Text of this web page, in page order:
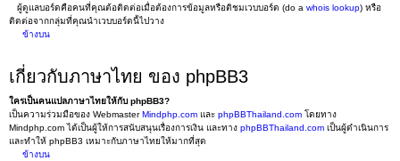
ผู้ดูแลบอร์ดคือคนที่คุณต้อติดต่อเมื่อต้องการข้อมูลหรือติชมเวบบอร์ด (do a whois lookup) หรือ
ติดต่อจากกลุ่มที่คุณนำเวบบอร์ดนี้ไปวาง
ข้างบน
เกี่ยวกับภาษาไทย ของ phpBB3
ใครเป็นคนแปลภาษาไทยให้กับ phpBB3?
เป็นความร่วมมือของ WebmasterMindphp.com และ phpBBThailand.com โดยทาง
Mindphp.com ได้เป็นผู้ให้การสนับสนุนเรื่องการเงิน และทาง phpBBThailand.com เป็นผู้ดำเนินการ
และทำให้ phpBB3 เหมาะกับภาษาไทยให้มากที่สุด
ข้างบน